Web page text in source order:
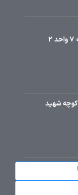
نظرآباد، الغدیر جنوبی، کوچه غدیر 4 (کوچه شهید